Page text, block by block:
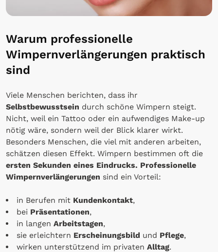
Warum professionelle
Wimpernverlängerungen praktisch
sind
Viele Menschen berichten, dass ihr
Selbstbewusstsein durch schöne Wimpern steigt.
Nicht, weil ein Tattoo oder ein aufwendiges Make-up
nötig wäre, sondern weil der Blick klarer wirkt.
Besonders Menschen, die viel mit anderen arbeiten,
schätzen diesen Effekt. Wimpern bestimmen oft die
ersten Sekunden eines Eindrucks. Professionelle
Wimpernverlängerungen sind ein Vorteil:
in Berufen mit Kundenkontakt,
bei Präsentationen,
in langen Arbeitstagen,
sie erleichtern Erscheinungsbild und Pflege,
wirken unterstützend im privaten Alltag.